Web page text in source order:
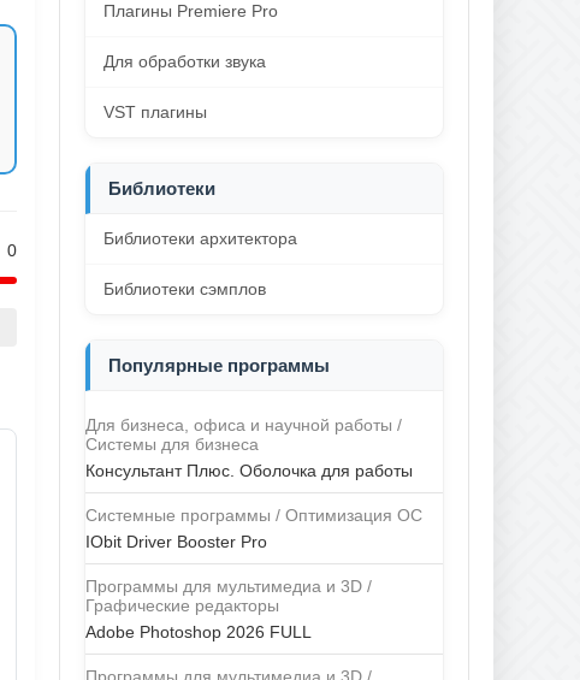
0
Плагины Premiere Pro
Для обработки звука
VST плагины
Библиотеки
Библиотеки архитектора
Библиотеки сэмплов
Популярные программы
Для бизнеса, офиса и научной работы /
Системы для бизнеса
Консультант Плюс. Оболочка для работы
Системные программы / Оптимизация ОС
IObit Driver Booster Pro
Программы для мультимедиа и 3D /
Графические редакторы
Adobe Photoshop 2026 FULL